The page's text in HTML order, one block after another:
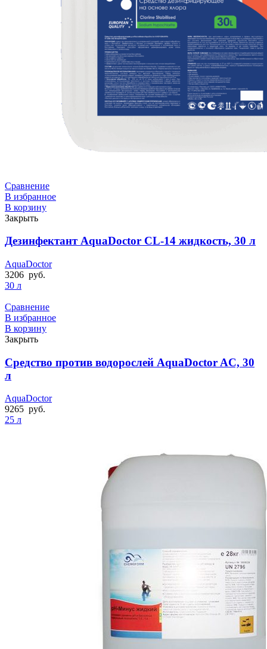
Сравнение
В избранное
В корзину
Закрыть
Дезинфектант AquaDoctor CL-14 жидкость, 30 л
AquaDoctor
3206 руб.
30 л
Сравнение
В избранное
В корзину
Закрыть
Средство против водорослей AquaDoctor AC, 30
л
AquaDoctor
9265 руб.
25 л